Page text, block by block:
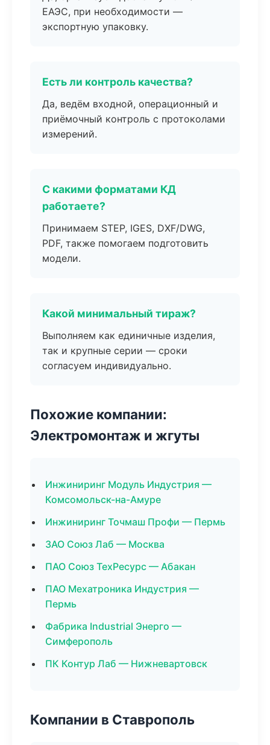
ЕАЭС, при необходимости —
экспортную упаковку.
Есть ли контроль качества?
Да, ведём входной, операционный и
приёмочный контроль с протоколами
измерений.
С какими форматами КД
работаете?
Принимаем STEP, IGES, DXF/DWG,
PDF, также помогаем подготовить
модели.
Какой минимальный тираж?
Выполняем как единичные изделия,
так и крупные серии — сроки
согласуем индивидуально.
Похожие компании:
Электромонтаж и жгуты
Инжиниринг Модуль Индустрия —
Комсомольск-на-Амуре
Инжиниринг Точмаш Профи — Пермь
ЗАО Союз Лаб — Москва
ПАО Союз ТехРесурс — Абакан
ПАО Мехатроника Индустрия —
Пермь
Фабрика Industrial Энерго —
Симферополь
ПК Контур Лаб — Нижневартовск
Компании в Ставрополь